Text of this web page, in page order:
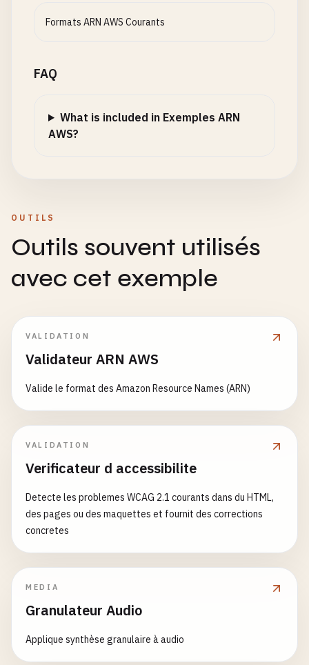
Formats ARN AWS Courants
FAQ
What is included in Exemples ARN
AWS?
OUTILS
Outils souvent utilisés
avec cet exemple
VALIDATION
Validateur ARN AWS
Valide le format des Amazon Resource Names (ARN)
VALIDATION
Verificateur d accessibilite
Detecte les problemes WCAG 2.1 courants dans du HTML,
des pages ou des maquettes et fournit des corrections
concretes
MEDIA
Granulateur Audio
Applique synthèse granulaire à audio